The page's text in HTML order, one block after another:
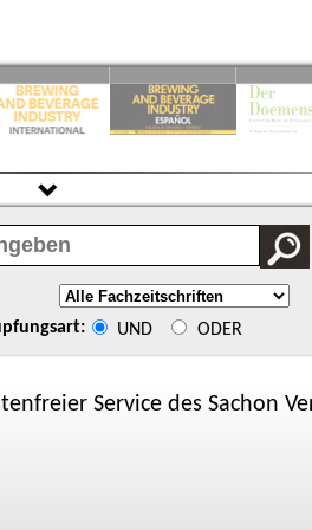
UND ODER
Service des Sachon